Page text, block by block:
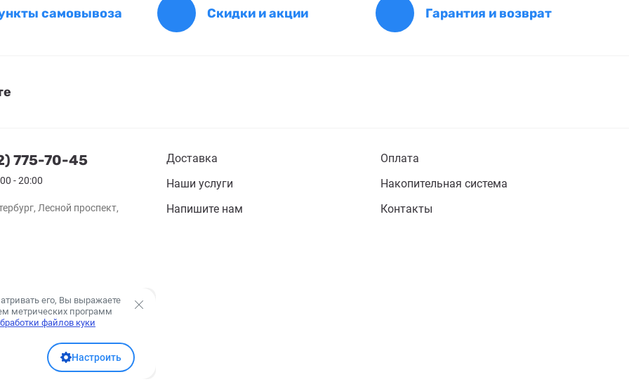
самовывоза Скидки и акции Гарантия и возврат
775-70-45
- 20:00
Лесной проспект,
Доставка
Оплата
Наши услуги
Накопительная система
Напишите нам
Контакты
его, Вы выражаете
метрических программ
файлов куки
Настроить